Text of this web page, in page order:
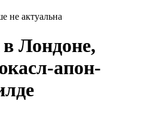
не актуальна
Лондоне,
апон-